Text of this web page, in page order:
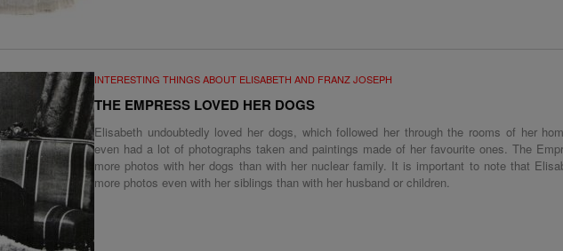
INTERESTING THINGS ABOUT ELISABETH AND FRANZ JOSEPH
THE EMPRESS LOVED HER DOGS
Elisabeth undoubtedly loved her dogs, which followed her through the rooms of her
even had a lot of photographs taken and paintings made of her favourite ones. The
more photos with her dogs than with her nuclear family. It is important to note that
more photos even with her siblings than with her husband or children.